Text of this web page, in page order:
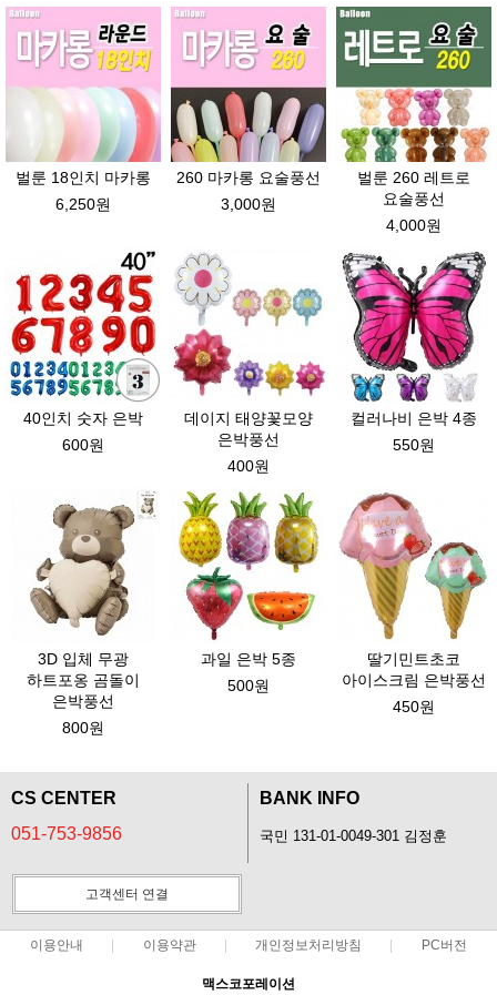
벌룬 18인치 마카롱
6,250원
260 마카롱 요술풍선
3,000원
벌룬 260 레트로
요술풍선
4,000원
40인치 숫자 은박
600원
데이지 태양꽃모양
은박풍선
400원
컬러나비 은박 4종
550원
3D 입체 무광
하트포옹 곰돌이
은박풍선
800원
과일 은박 5종
500원
딸기민트초코
아이스크림 은박풍선
450원
CS CENTER
051-753-9856
BANK INFO
국민 131-01-0049-301 김정훈
고객센터 연결
이용안내 이용약관 개인정보처리방침 PC버전
맥스코포레이션